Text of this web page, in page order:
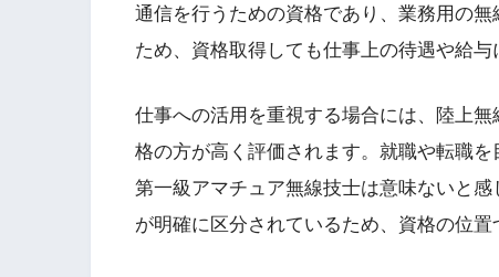
通信を行うための資格であり、業務用の
ため、資格取得しても仕事上の待遇や給
仕事への活用を重視する場合には、陸上
格の方が高く評価されます。就職や転職
第一級アマチュア無線技士は意味ないと
が明確に区分されているため、資格の位置